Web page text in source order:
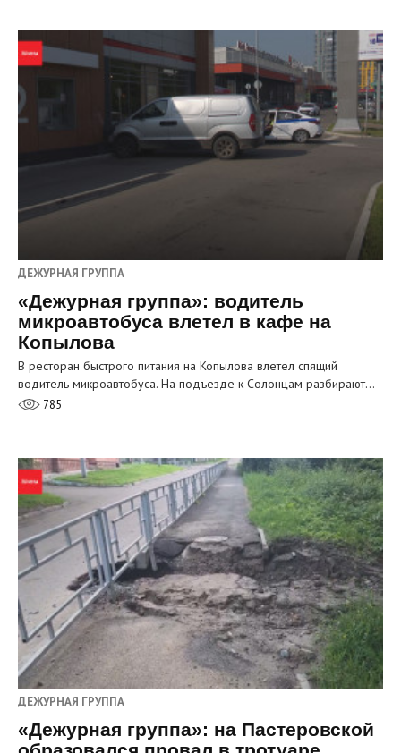
ДЕЖУРНАЯ ГРУППА
«Дежурная группа»: водитель
микроавтобуса влетел в кафе на
Копылова
В ресторан быстрого питания на Копылова влетел спящий
водитель микроавтобуса. На подъезде к Солонцам разбирают…
785
ДЕЖУРНАЯ ГРУППА
«Дежурная группа»: на Пастеровской